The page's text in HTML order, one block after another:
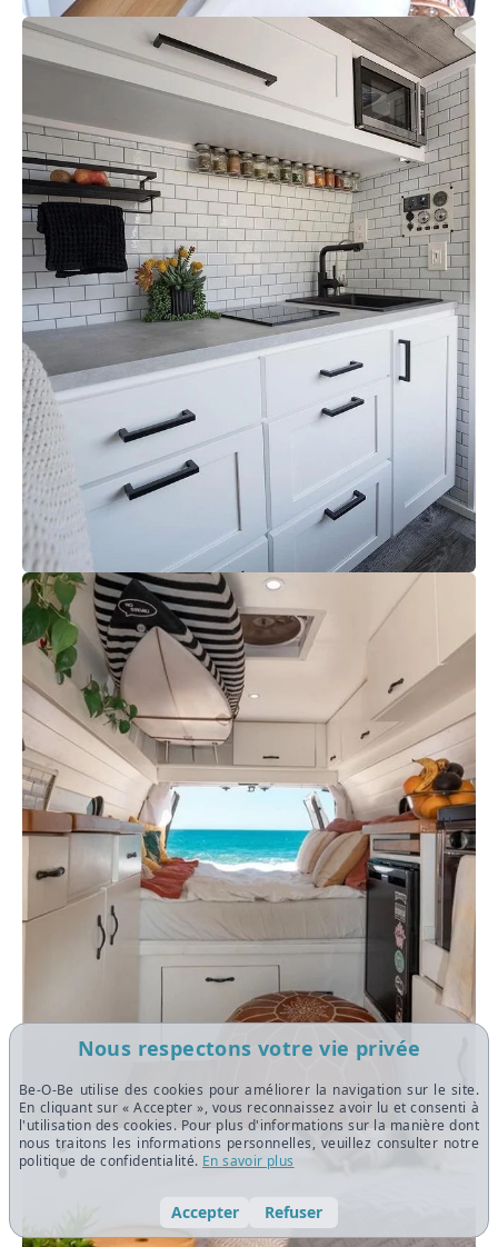
Nous respectons votre vie privée
Be-O-Be utilise des cookies pour améliorer la navigation sur le site.
En cliquant sur « Accepter », vous reconnaissez avoir lu et consenti à
l'utilisation des cookies. Pour plus d'informations sur la manière dont
nous traitons les informations personnelles, veuillez consulter notre
politique de confidentialité. En savoir plus
Accepter Refuser